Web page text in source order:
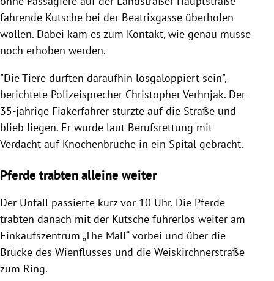
fahrende Kutsche bei der Beatrixgasse überholen
wollen. Dabei kam es zum Kontakt, wie genau müsse
noch erhoben werden.
"Die Tiere dürften daraufhin losgaloppiert sein",
berichtete Polizeisprecher Christopher Verhnjak. Der
35-jährige Fiakerfahrer stürzte auf die Straße und
blieb liegen. Er wurde laut Berufsrettung mit
Verdacht auf Knochenbrüche in ein Spital gebracht.
Pferde trabten alleine weiter
Der Unfall passierte kurz vor 10 Uhr. Die Pferde
trabten danach mit der Kutsche führerlos weiter am
Einkaufszentrum „The Mall“ vorbei und über die
Brücke des Wienflusses und die Weiskirchnerstraße
zum Ring.